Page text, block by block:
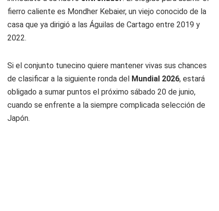
fierro caliente es Mondher Kebaier, un viejo conocido de la
casa que ya dirigió a las Águilas de Cartago entre 2019 y
2022.
Si el conjunto tunecino quiere mantener vivas sus chances
de clasificar a la siguiente ronda del Mundial 2026, estará
obligado a sumar puntos el próximo sábado 20 de junio,
cuando se enfrente a la siempre complicada selección de
Japón.